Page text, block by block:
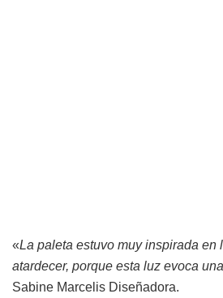
«La paleta estuvo muy inspirada en
atardecer, porque esta luz evoca
Sabine Marcelis Diseñadora.